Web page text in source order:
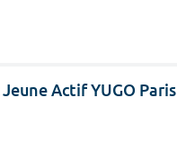
Actif YUGO Paris